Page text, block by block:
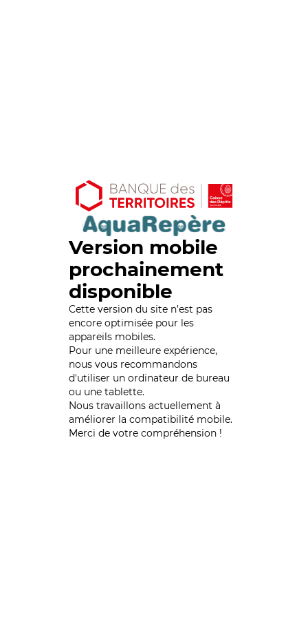
Version mobile
prochainement
disponible
Cette version du site n’est pas
encore optimisée pour les
appareils mobiles.
Pour une meilleure expérience,
nous vous recommandons
d'utiliser un ordinateur de bureau
ou une tablette.
Nous travaillons actuellement à
améliorer la compatibilité mobile.
Merci de votre compréhension !